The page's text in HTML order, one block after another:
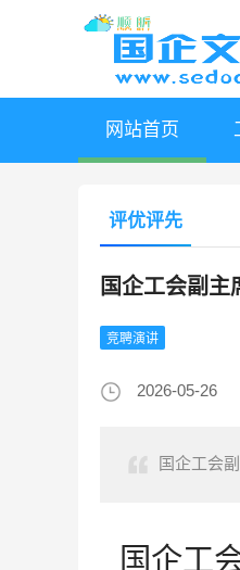
网站首页
评优评先
国企工会副主
竞聘演讲
2026-05-26
国企工会
国企工